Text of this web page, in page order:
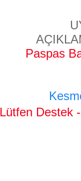
Paspas
Lütfen Destek